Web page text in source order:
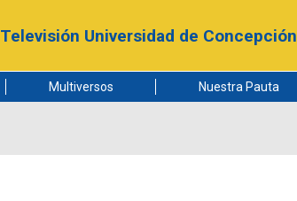
Televisión Universidad de Concepción
Multiversos Nuestra Pauta